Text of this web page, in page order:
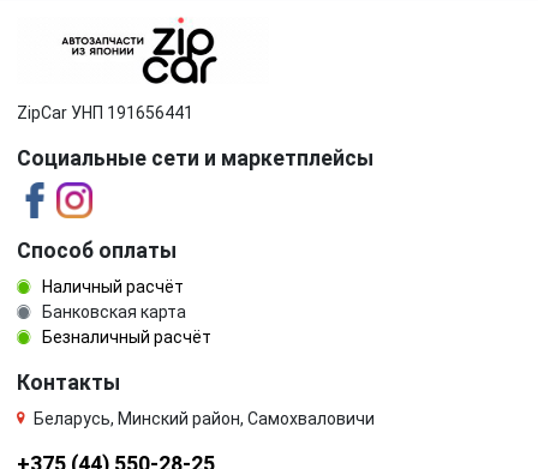
ZipCar УНП 191656441
Социальные сети и маркетплейсы
Способ оплаты
Наличный расчёт
Банковская карта
Безналичный расчёт
Контакты
Беларусь, Минский район, Самохваловичи